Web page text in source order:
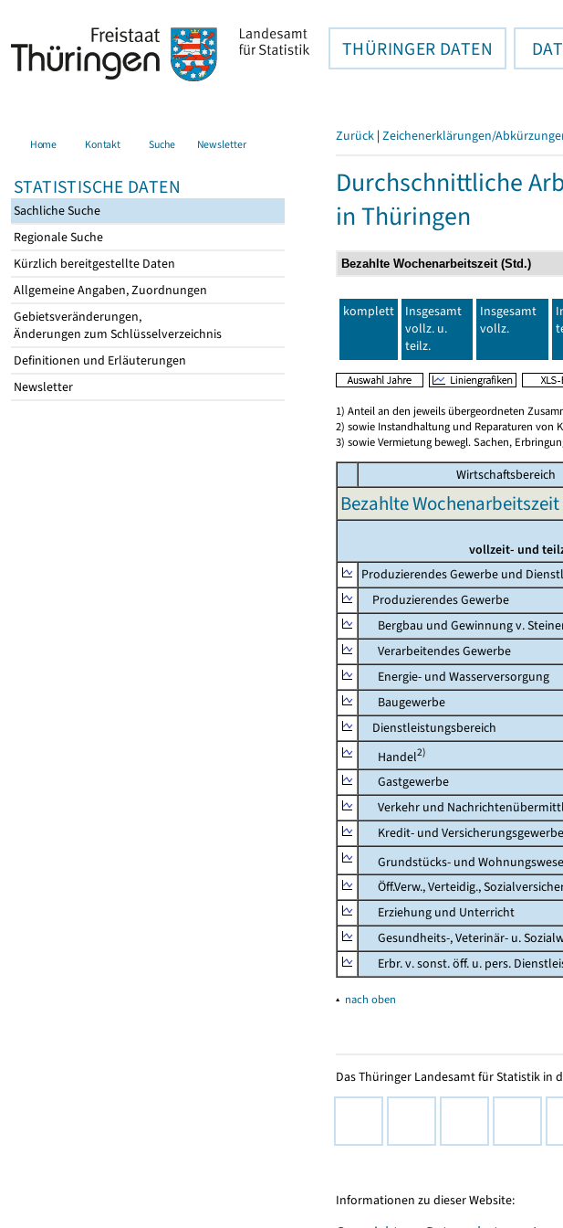
THÜRINGER DATEN
Home Kontakt Suche Newsletter
STATISTISCHE DATEN
Sachliche Suche
Regionale Suche
Kürzlich bereitgestellte Daten
Allgemeine Angaben, Zuordnungen
Gebietsveränderungen,
Änderungen zum Schlüsselverzeichnis
Definitionen und Erläuterungen
Newsletter
Zurück | Zeichenerklärungen/
Durchschnittliche
in Thüringen
komplett
Insgesamt
vollz. u.
teilz.
Insgesamt
vollz.
1) Anteil an den jeweils übergeordneten
2) sowie Instandhaltung und Reparaturen von
3) sowie Vermietung bewegl. Sachen,
Wirtschaftsbereich
Bezahlte Wochenarbeitszeit
vollzeit- und
Produzierendes Gewerbe und
Produzierendes Gewerbe
Bergbau und Gewinnung v.
Verarbeitendes Gewerbe
Energie- und Wasserversorgung
Baugewerbe
Dienstleistungsbereich
Handel2)
Gastgewerbe
Verkehr und
Kredit- und Versicherungsgewerbe
Grundstücks- und
Öff.Verw., Verteidig.,
Erziehung und Unterricht
Gesundheits-, Veterinär- u.
Erbr. v. sonst. öff. u. pers.
▴ nach oben
Das Thüringer Landesamt für Statistik in
Informationen zu dieser Website: